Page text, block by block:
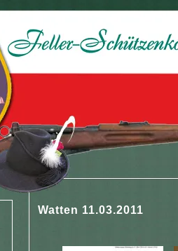
Watten 11.03.2011